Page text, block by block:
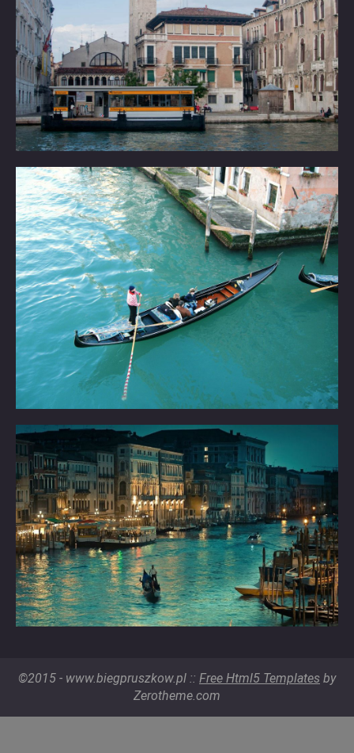
©2015 - www.biegpruszkow.pl :: Free Html5 Templates by
Zerotheme.com